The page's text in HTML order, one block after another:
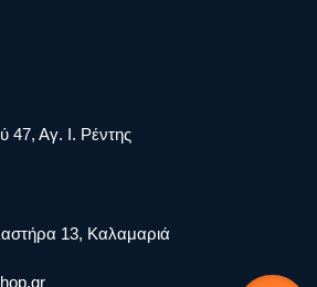
47, Αγ. Ι. Ρέντης
13, Καλαμαριά